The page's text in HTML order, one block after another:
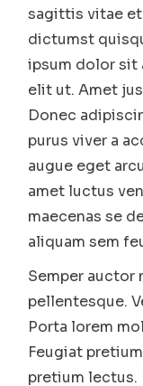
sagittis vitae
dictumst
ipsum dolor sit
elit ut. Amet
Donec
purus viver a
augue eget
amet luctus
maecenas se
aliquam sem
Semper auctor
pellentesque.
Porta lorem
Feugiat
pretium lectus.